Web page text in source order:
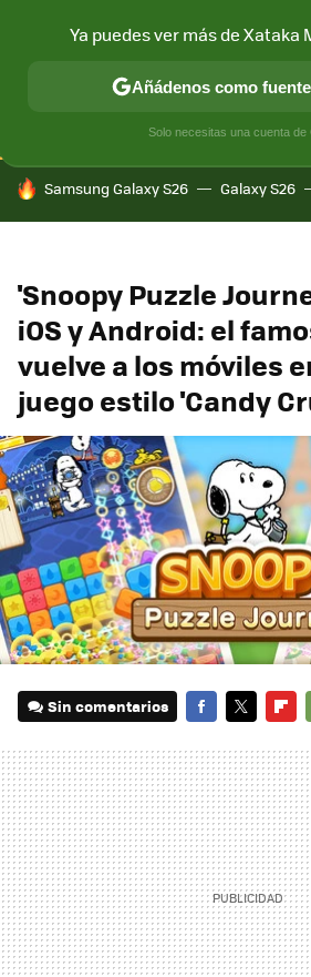
CONECTIVIDAD MÓVIL Y SOCIEDAD
HOY SE HABLA DE
Samsung Galaxy S26 Galaxy S26
'Snoopy Puzzle
iOS y Android: el
vuelve a los móviles
juego estilo 'Candy
Sin comentarios
Ya puedes ver más de Xataka
Añádenos como
Solo necesitas una cuenta de